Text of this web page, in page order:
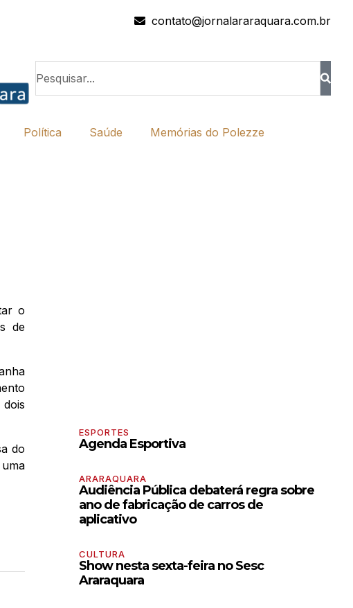
contato@jornalararaquara.com.br
Política Saúde Memórias do Polezze
o
de
do
ESPORTES
Agenda Esportiva
ARARAQUARA
Audiência Pública debaterá regra sobre
ano de fabricação de carros de
aplicativo
CULTURA
Show nesta sexta-feira no Sesc
Araraquara